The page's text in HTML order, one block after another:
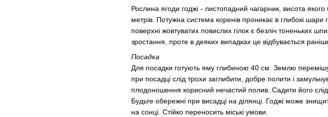
Рослина ягоди годжі - листопадний чагарник, висота
метрів. Потужна система коренів проникає в глибокі шари
поверхні жовтуватих повислих гілок є безліч тоненьких
зростання, проте в деяких випадках це відбувається
Посадка
Для посадки готують яму глибиною 40 см. Землю
при посадці слід трохи заглибити, добре полити і
плодоношення корисний нечастий полив. Садити його
Будьте обережні при висадці на ділянці. Годжі може
на сонці. Стійко переносить міські умови.